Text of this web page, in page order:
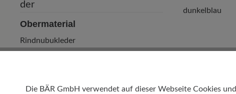
Obermaterial
Rindnubukleder
dunkelblau
Die BÄR GmbH verwendet auf dieser Webseite Cookies